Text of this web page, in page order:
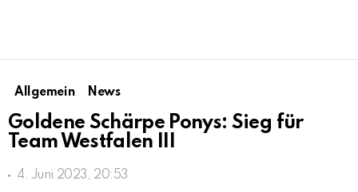
Allgemein News
Goldene Schärpe Ponys: Sieg für
Team Westfalen III
4. Juni 2023, 20:53